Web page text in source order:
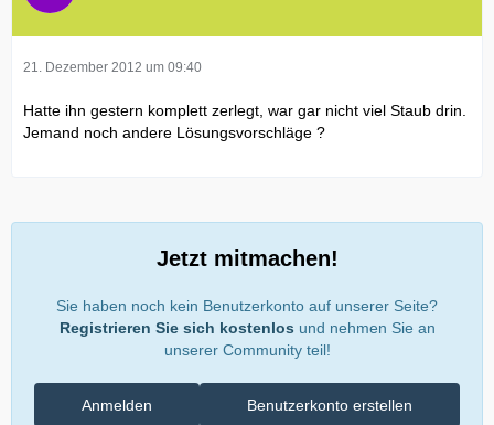
21. Dezember 2012 um 09:40
Hatte ihn gestern komplett zerlegt, war gar nicht viel Staub drin.
Jemand noch andere Lösungsvorschläge ?
Jetzt mitmachen!
Sie haben noch kein Benutzerkonto auf unserer Seite?
Registrieren Sie sich kostenlos und nehmen Sie an
unserer Community teil!
Benutzerkonto erstellen
Anmelden